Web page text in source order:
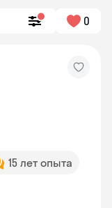
0
15 лет опыта